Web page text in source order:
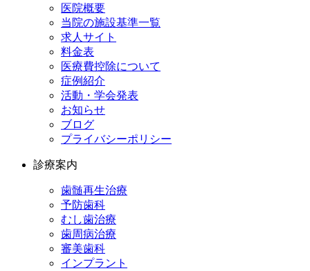
医院概要
当院の施設基準一覧
求人サイト
料金表
医療費控除について
症例紹介
活動・学会発表
お知らせ
ブログ
プライバシーポリシー
診療案内
歯髄再生治療
予防歯科
むし歯治療
歯周病治療
審美歯科
インプラント